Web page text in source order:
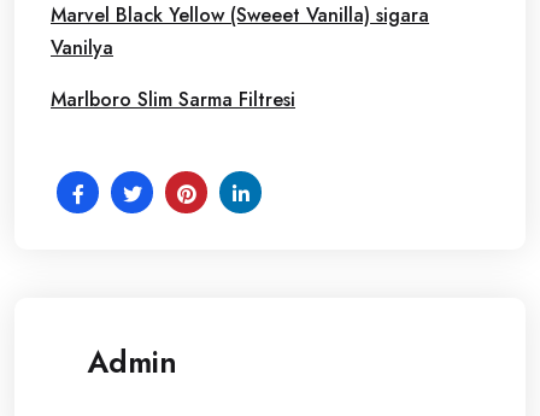
Marvel Black Yellow (Sweeet Vanilla) sigara
Vanilya
Marlboro Slim Sarma Filtresi
Admin